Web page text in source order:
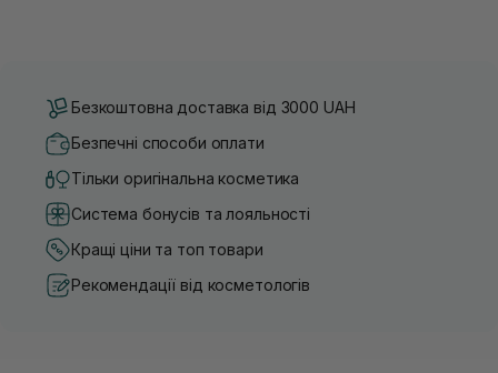
Безкоштовна доставка від 3000 UAH
Безпечні способи оплати
Тільки оригінальна косметика
Система бонусів та лояльності
Кращі ціни та топ товари
Рекомендації від косметологів